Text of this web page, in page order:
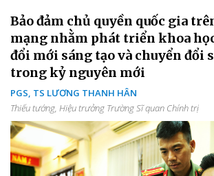
Bảo đảm chủ quyền quốc gia
mạng nhằm phát triển khoa
đổi mới sáng tạo và chuyển đổi
trong kỷ nguyên mới
PGS, TS LƯƠNG THANH HÂN
Thiếu tướng, Hiệu trưởng Trường Sĩ quan Chính trị